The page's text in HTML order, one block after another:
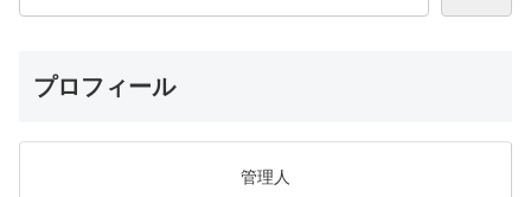
プロフィール
管理人